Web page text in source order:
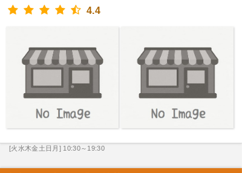
4.4
[火水木金土日月] 10:30～19:30